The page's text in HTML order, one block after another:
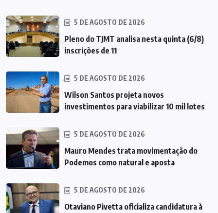
5 DE AGOSTO DE 2026
Pleno do TJMT analisa nesta quinta (6/8)
inscrições de 11
5 DE AGOSTO DE 2026
Wilson Santos projeta novos
investimentos para viabilizar 10 mil lotes
5 DE AGOSTO DE 2026
Mauro Mendes trata movimentação do
Podemos como natural e aposta
5 DE AGOSTO DE 2026
Otaviano Pivetta oficializa candidatura à